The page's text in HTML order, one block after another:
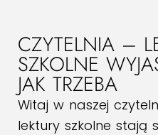
CZYTELNIA –
SZKOLNE
JAK TRZEBA
Witaj w naszej
lektury szkolne stają